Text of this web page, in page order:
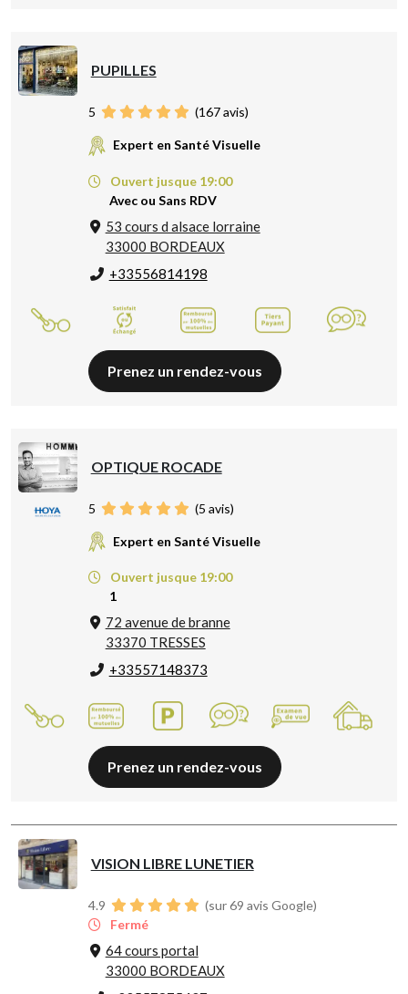
PUPILLES
5 (167avis)
Expert en Santé Visuelle
Ouvert jusque 19:00
Avec ou Sans RDV
53 cours d alsace lorraine
33000 BORDEAUX
+33556814198
Prenez un rendez-vous
OPTIQUE ROCADE
5 (5 avis)
Expert en Santé Visuelle
Ouvert jusque 19:00
1
72 avenue de branne
33370 TRESSES
+33557148373
Prenez un rendez-vous
VISION LIBRE LUNETIER
4.9
(sur 69 avis Google)
Fermé
64 cours portal
33000 BORDEAUX